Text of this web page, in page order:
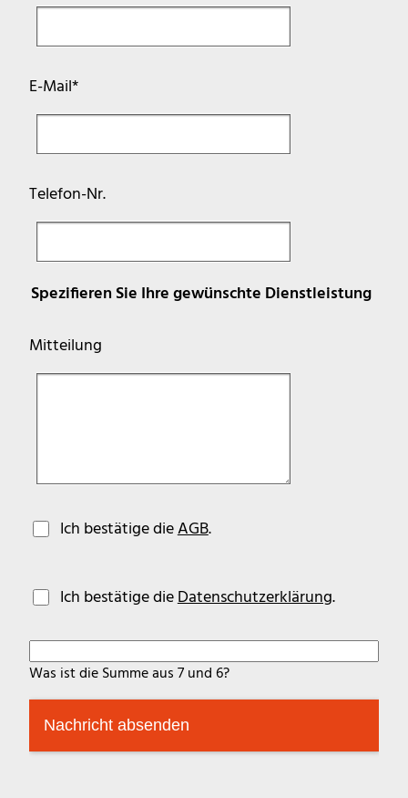
Pflichtfeld
E-Mail*
Telefon-Nr.
Spezifieren Sie Ihre gewünschte Dienstleistung
Mitteilung
Ich bestätige dieAGB.
Ich bestätige dieDatenschutzerklärung.
Was ist die Summe aus 7 und 6?
Nachricht absenden